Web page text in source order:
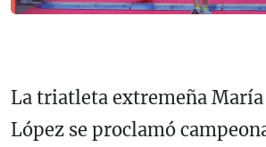
La triatleta extremeña
López se proclamó